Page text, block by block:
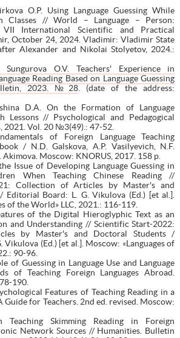
O.P. Using Language Guessing While
Classes // World – Language – Person:
International Scientific and Practical
October 24, 2024. Vladimir: Vladimir State
Alexander and Nikolai Stolyetov, 2024.:
Sungurova O.V. Teachers' Experience in
Reading Based on Language Guessing
2023. №28. (date of the address:
D.A. On the Formation of Language
Lessons // Psychological and Pedagogical
2021. Vol. 20 №3(49).: 47-52.
of Foreign Language Teaching
/ N.D. Galskova, A.P. Vasilyevich, N.F.
Akimova. Moscow: KNORUS, 2017. 158 p.
Issue of Developing Language Guessing in
When Teaching Chinese Reading //
Collection of Articles by Master's and
Editorial Board: L. G. Vikulova (Ed.) [et al.].
of the World» LLC, 2021.: 116-119.
of the Digital Hieroglyphic Text as an
and Understanding // Scientific Start-2022:
by Master's and Doctoral Students /
Vikulova (Ed.) [et al.]. Moscow: «Languages of
90-96.
of Guessing in Language Use and Language
of Teaching Foreign Languages Abroad.
190.
Features of Teaching Reading in a
Guide for Teachers. 2nd ed. revised. Moscow:
Teaching Skimming Reading in Foreign
Network Sources // Humanities. Bulletin